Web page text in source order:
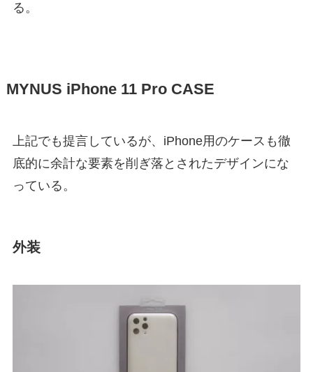
る。
MYNUS iPhone 11 Pro CASE
上記でも提言しているが、iPhone用のケースも徹
底的に余計な要素を削ぎ落とされたデザインにな
っている。
外装